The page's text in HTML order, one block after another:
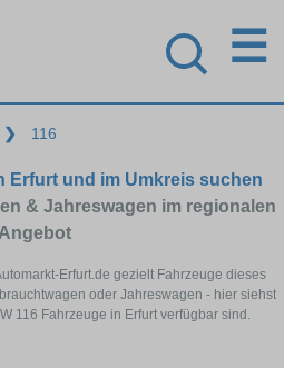
☰
❯ 116
Erfurt und im Umkreis suchen
& Jahreswagen im regionalen
Angebot
Erfurt.de gezielt Fahrzeuge dieses
oder Jahreswagen - hier siehst
116 Fahrzeuge in Erfurt verfügbar sind.